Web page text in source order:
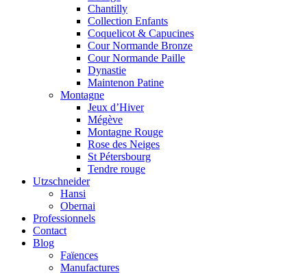
Chantilly
Collection Enfants
Coquelicot & Capucines
Cour Normande Bronze
Cour Normande Paille
Dynastie
Maintenon Patine
Montagne
Jeux d’Hiver
Mégève
Montagne Rouge
Rose des Neiges
St Pétersbourg
Tendre rouge
Utzschneider
Hansi
Obernai
Professionnels
Contact
Blog
Faïences
Manufactures